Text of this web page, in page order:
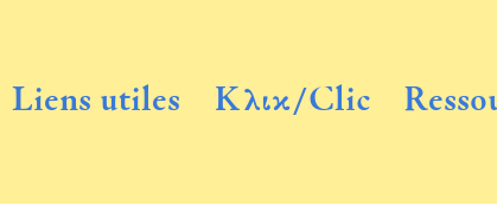
Liens utiles Κλικ/Clic